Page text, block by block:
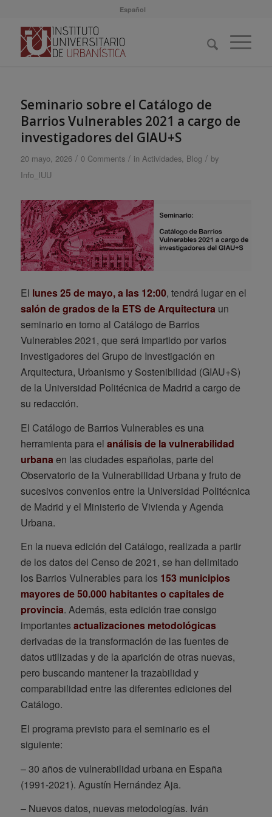
Español
Seminario sobre el Catálogo de
Barrios Vulnerables 2021 a cargo de
investigadores del GIAU+S
20 mayo, 2026 / 0 Comments / in Actividades, Blog / by
Info_IUU
El lunes 25 de mayo, a las 12:00, tendrá lugar en el
salón de grados de la ETS de Arquitectura un
seminario en torno al Catálogo de Barrios
Vulnerables 2021, que será impartido por varios
investigadores del Grupo de Investigación en
Arquitectura, Urbanismo y Sostenibilidad (GIAU+S)
de la Universidad Politécnica de Madrid a cargo de
su redacción.
El Catálogo de Barrios Vulnerables es una
herramienta para el análisis de la vulnerabilidad
urbana en las ciudades españolas, parte del
Observatorio de la Vulnerabilidad Urbana y fruto de
sucesivos convenios entre la Universidad Politécnica
de Madrid y el Ministerio de Vivienda y Agenda
Urbana.
En la nueva edición del Catálogo, realizada a partir
de los datos del Censo de 2021, se han delimitado
los Barrios Vulnerables para los153 municipios
mayores de 50.000 habitantes o capitales de
provincia. Además, esta edición trae consigo
importantesactualizaciones metodológicas
derivadas de la transformación de las fuentes de
datos utilizadas y de la aparición de otras nuevas,
pero buscando mantener la trazabilidad y
comparabilidad entre las diferentes ediciones del
Catálogo.
El programa previsto para el seminario es el
siguiente:
– 30 años de vulnerabilidad urbana en España
(1991-2021). Agustín Hernández Aja.
– Nuevos datos, nuevas metodologías. Iván